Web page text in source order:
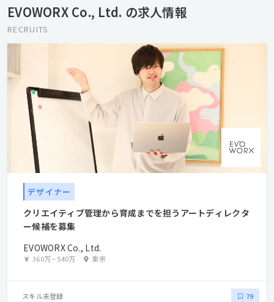
活動、業界の垣根を超えて、多種多様のパートナーとの協業によ
り、高い次元でのコミュニケーションデザインを遂行できる体制
デザインする。それがエヴォワークスです。
EVOWORX Co., Ltd. の求人情報
RECRUITS
デザイナー
クリエイティブ管理から育成までを担うアートディレクタ
ー候補を募集
EVOWORX Co., Ltd.
360万~540万 東京
スキル未登録 79